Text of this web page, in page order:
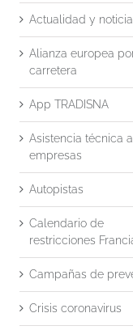
Actualidad y
Alianza europea
carretera
App TRADISNA
Asistencia técnica a
empresas
Autopistas
Calendario de
restricciones
Campañas de
Crisis coronavirus